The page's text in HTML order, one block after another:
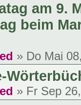
am 9.
beim
» Do Mai
» Fr Sep